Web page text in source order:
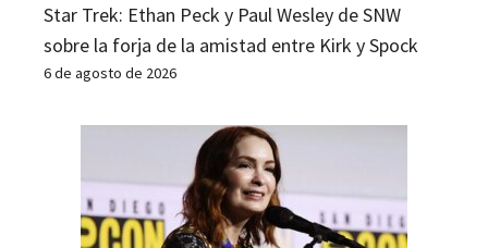
Star Trek: Ethan Peck y Paul Wesley de SNW
sobre la forja de la amistad entre Kirk y Spock
6 de agosto de 2026